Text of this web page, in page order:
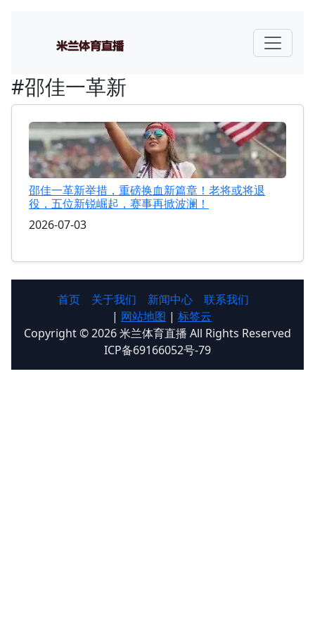
#邵佳一革新
邵佳一革新举措，重磅换血新篇章！老将或将退
役，五位新锐崛起，赛事再掀波澜！
2026-07-03
首页 关于我们 新闻中心
联系我们
| 网站地图 | 标签云
Copyright © 2026 米兰体育直播 All Rights Reserved
ICP备69166052号-79